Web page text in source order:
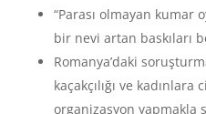
“Parası olmayan kumar
bir nevi artan baskıları
Romanya’daki
kaçakçılığı ve
organizasyon yapmakla